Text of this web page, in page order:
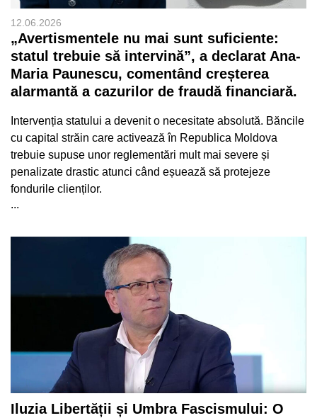
12.06.2026
„Avertismentele nu mai sunt suficiente:
statul trebuie să intervină”, a declarat Ana-
Maria Paunescu, comentând creșterea
alarmantă a cazurilor de fraudă financiară.
Intervenția statului a devenit o necesitate absolută. Băncile
cu capital străin care activează în Republica Moldova
trebuie supuse unor reglementări mult mai severe și
penalizate drastic atunci când eșuează să protejeze
fondurile clienților.
...
Iluzia Libertății și Umbra Fascismului: O